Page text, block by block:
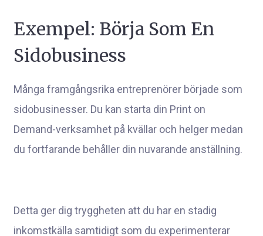
Exempel: Börja Som En
Sidobusiness
Många framgångsrika entreprenörer började som
sidobusinesser. Du kan starta din Print on
Demand-verksamhet på kvällar och helger medan
du fortfarande behåller din nuvarande anställning.
Detta ger dig tryggheten att du har en stadig
inkomstkälla samtidigt som du experimenterar